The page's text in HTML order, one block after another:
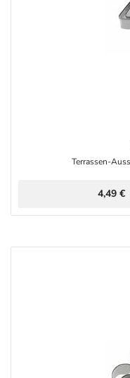
Terrassen-
4,49 €